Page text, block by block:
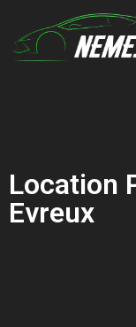
Location
Evreux